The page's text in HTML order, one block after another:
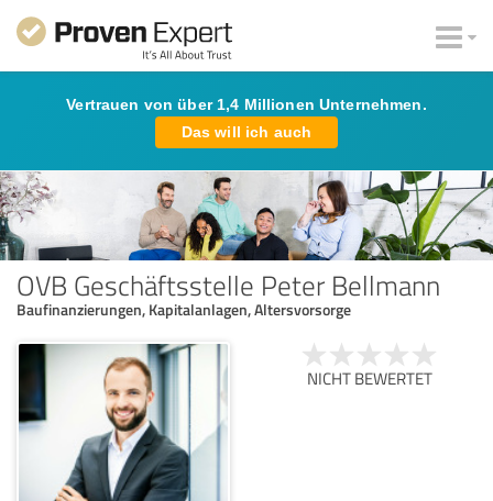
Vertrauen von über 1,4 Millionen Unternehmen.
Das will ich auch
OVB Geschäftsstelle Peter Bellmann
Baufinanzierungen, Kapitalanlagen, Altersvorsorge
NICHT BEWERTET